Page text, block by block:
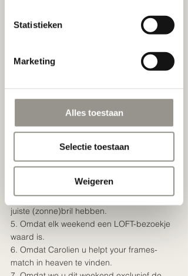
Statistieken
Marketing
Alles toestaan
Selectie toestaan
Weigeren
een bezoekje te brengen.
1. Omdat je jezelf moet verwennen in deze
2. Omdat we ook zondag 7 juni open zijn.
4. Omdat we voor elke persoonlijkheid de
juiste (zonne)bril hebben.
5. Omdat elk weekend een LOFT-bezoekje
waard is.
6. Omdat Carolien u helpt your frames-
match in heaven te vinden.